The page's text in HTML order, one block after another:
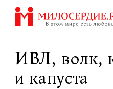
Перейти
содержанию
ИВЛ, волк,
и капуста